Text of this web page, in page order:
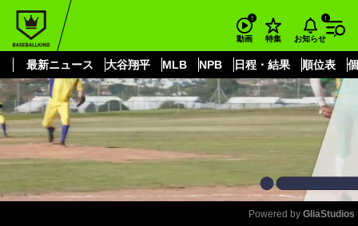
動画 特集 お知らせ
最新ニュース 大谷翔平 MLB NPB 日程・結果 順位表
もっと見る
Powered by GliaStudios